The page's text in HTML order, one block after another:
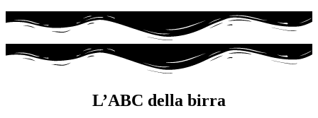
L’ABC della birra